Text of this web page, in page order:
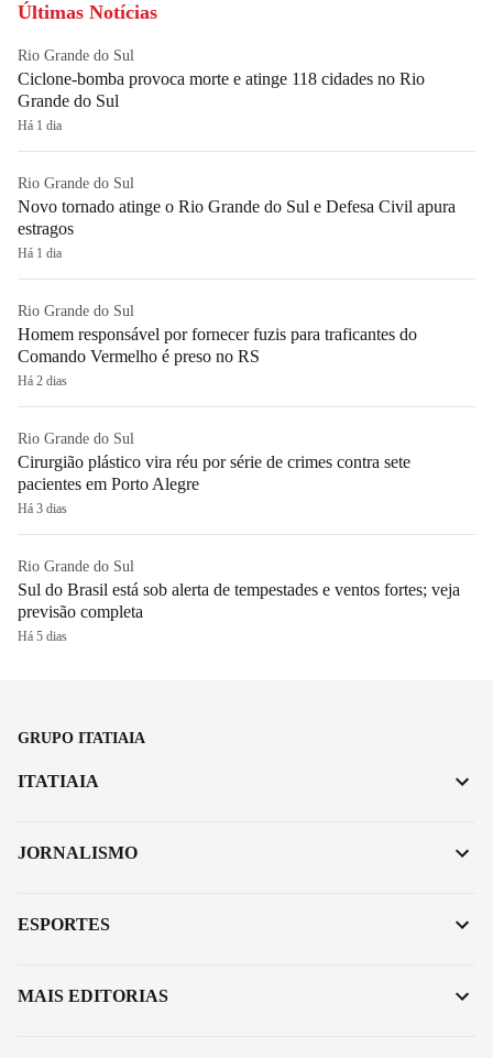
Últimas Notícias
Rio Grande do Sul
Ciclone-bomba provoca morte e atinge 118 cidades no Rio
Grande do Sul
Há 1 dia
Rio Grande do Sul
Novo tornado atinge o Rio Grande do Sul e Defesa Civil apura
estragos
Há 1 dia
Rio Grande do Sul
Homem responsável por fornecer fuzis para traficantes do
Comando Vermelho é preso no RS
Há 2 dias
Rio Grande do Sul
Cirurgião plástico vira réu por série de crimes contra sete
pacientes em Porto Alegre
Há 3 dias
Rio Grande do Sul
Sul do Brasil está sob alerta de tempestades e ventos fortes; veja
previsão completa
Há 5 dias
GRUPO ITATIAIA
ITATIAIA
JORNALISMO
ESPORTES
MAIS EDITORIAS